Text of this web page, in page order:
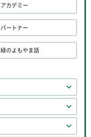
アカデミー
パートナー
緑のよもやま話